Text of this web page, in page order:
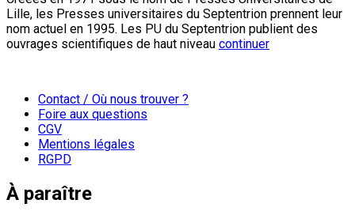
Lille, les Presses universitaires du Septentrion prennent leur
nom actuel en 1995. Les PU du Septentrion publient des
ouvrages scientifiques de haut niveau continuer
Contact / Où nous trouver ?
Foire aux questions
CGV
Mentions légales
RGPD
À paraître